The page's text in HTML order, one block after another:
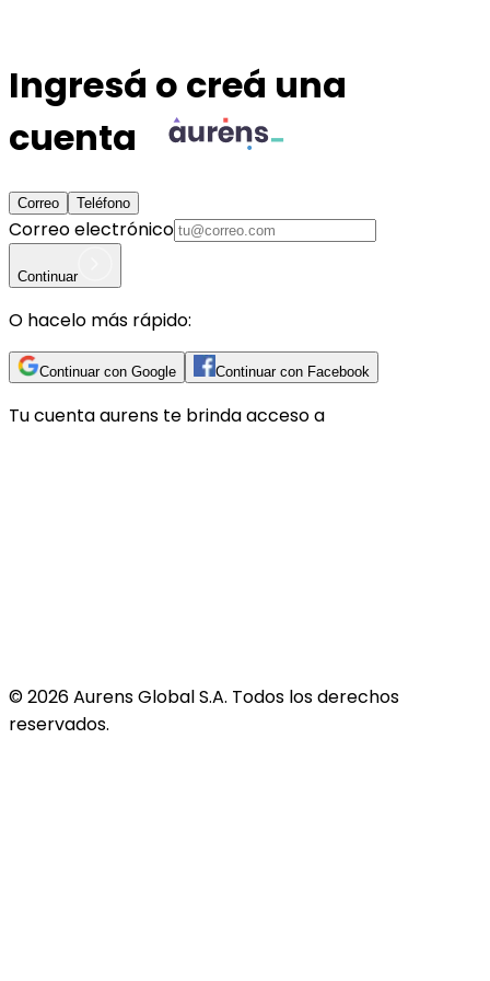
Ingresá o creá una
cuenta
Correo Teléfono
Correo electrónico
Continuar
O hacelo más rápido:
Continuar con Google Continuar con Facebook
Tu cuentaaurens te brinda acceso a
©2026Aurens Global S.A. Todos los derechos
reservados.